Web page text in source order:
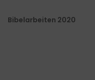
Bibelarbeiten 2020